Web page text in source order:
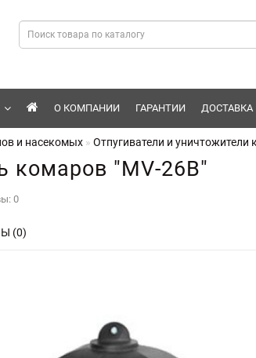
О КОМПАНИИ ГАРАНТИИ ДОСТАВКА
и насекомых Отпугиватели и уничтожители
комаров "MV-26B"
0
(0)